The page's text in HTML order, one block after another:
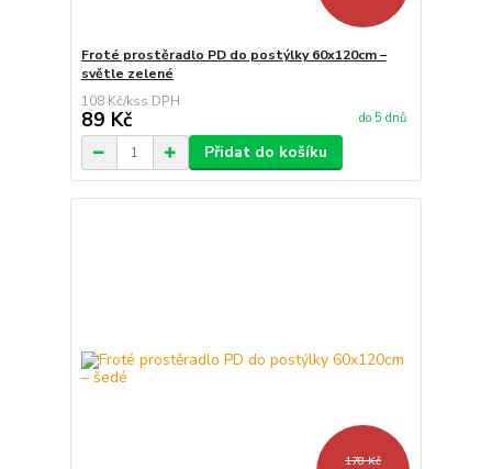
Froté prostěradlo PD do postýlky 60x120cm –
světle zelené
108 Kč/ks
89 Kč do 5 dnů
Přidat do košíku
178 Kč